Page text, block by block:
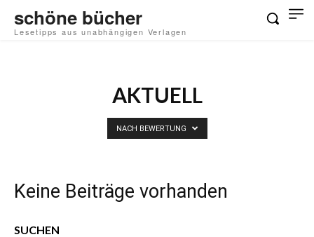
schöne bücher
Lesetipps aus unabhängigen Verlagen
AKTUELL
NACH BEWERTUNG
Keine Beiträge vorhanden
SUCHEN